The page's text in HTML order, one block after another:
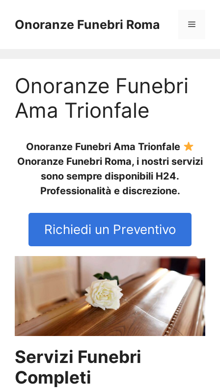
contenuto
Onoranze Funebri Roma Menu
Onoranze Funebri
Ama Trionfale
Onoranze Funebri Ama Trionfale
Onoranze Funebri Roma, i nostri servizi
sono sempre disponibili H24.
Professionalità e discrezione.
Richiedi un Preventivo
Servizi Funebri
Completi